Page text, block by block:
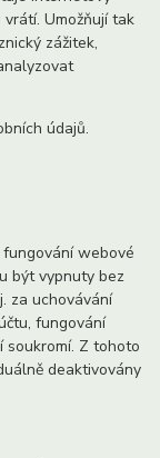
Umožňují tak
zážitek,
údajů.
webové
být vypnuty bez
za uchovávání
fungování
Z tohoto
deaktivovány